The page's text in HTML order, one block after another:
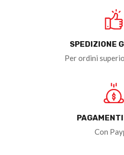
SPEDIZIONE
Per ordini
Con